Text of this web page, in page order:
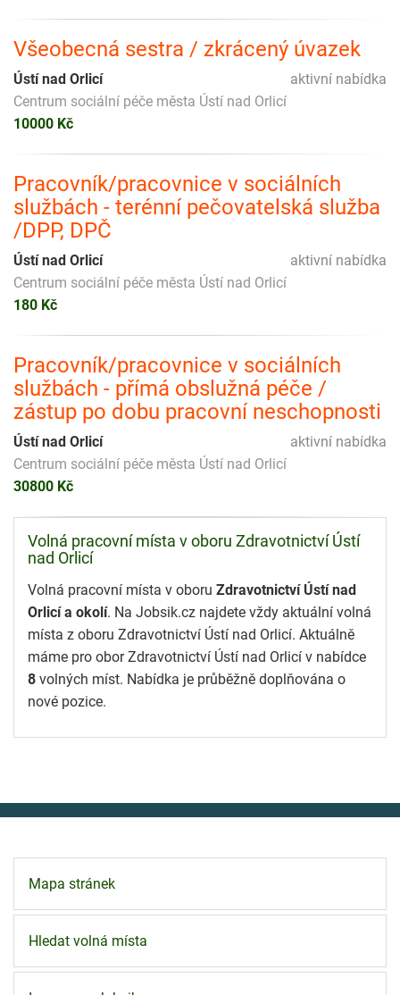
Všeobecná sestra / zkrácený úvazek
aktivní nabídka
Ústí nad Orlicí
Centrum sociální péče města Ústí nad Orlicí
10000 Kč
Pracovník/pracovnice v sociálních
službách - terénní pečovatelská služba
/DPP, DPČ
aktivní nabídka
Ústí nad Orlicí
Centrum sociální péče města Ústí nad Orlicí
180 Kč
Pracovník/pracovnice v sociálních
službách - přímá obslužná péče /
zástup po dobu pracovní neschopnosti
aktivní nabídka
Ústí nad Orlicí
Centrum sociální péče města Ústí nad Orlicí
30800 Kč
Volná pracovní místa v oboru Zdravotnictví Ústí
nad Orlicí
Volná pracovní místa v oboru Zdravotnictví Ústí nad
Orlicí a okolí. Na Jobsik.cz najdete vždy aktuální volná
místa z oboru Zdravotnictví Ústí nad Orlicí. Aktuálně
máme pro obor Zdravotnictví Ústí nad Orlicí v nabídce
8 volných míst. Nabídka je průběžně doplňována o
nové pozice.
Mapa stránek
Hledat volná místa